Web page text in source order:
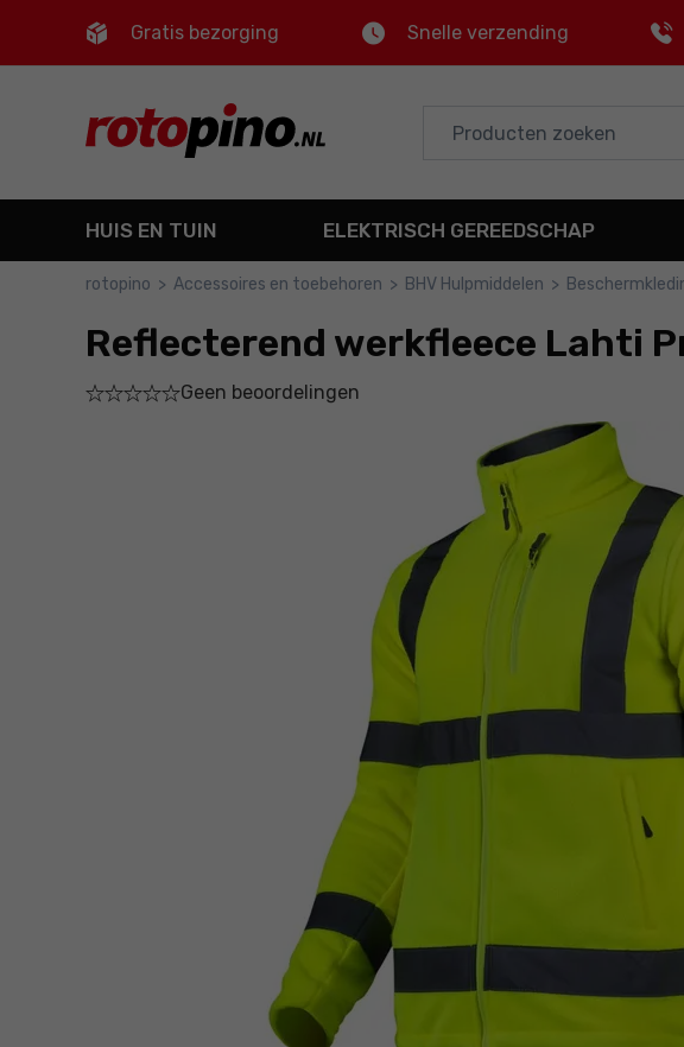
Control M
Hoofdmenu
Bestel
Gratis bezorging Snelle verzending
HUIS EN TUIN ELEKTRISCH GEREEDSCHAP
rotopino > Accessoires en toebehoren > BHV Hulpmiddelen >
Reflecterend werkfleece Lahti
Geen beoordelingen